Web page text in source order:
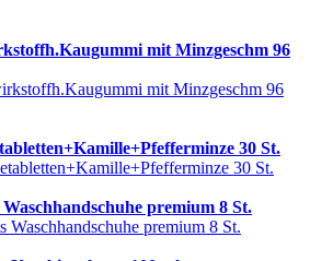
mit Minzgeschm 96
30 St.
premium 8 St.